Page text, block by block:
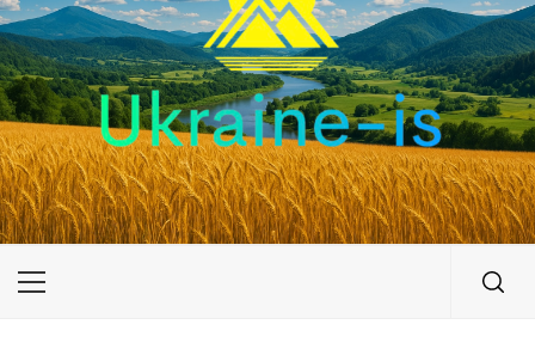
UKRAINE-IS
ПУТЕШЕСТВИЕ ПО УКРАИНЕ
Primary